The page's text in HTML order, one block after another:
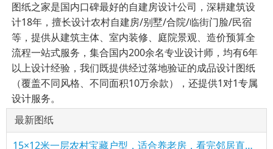
图纸之家是国内口碑最好的自建房设计公司，深耕建筑设
计18年，擅长设计农村自建房/别墅/合院/临街门脸/民宿
等，提供从建筑主体、室内装修、庭院景观、造价预算全
流程一站式服务，集合国内200余名专业设计师，均有6年
以上设计经验，我们既提供经过落地验证的成品设计图纸
（覆盖不同风格、不同面积10万余款），还提供1对1专属
设计服务。
最新图纸
15×12米一层农村宝藏户型，适合养老房，看完邻居直接要图纸！